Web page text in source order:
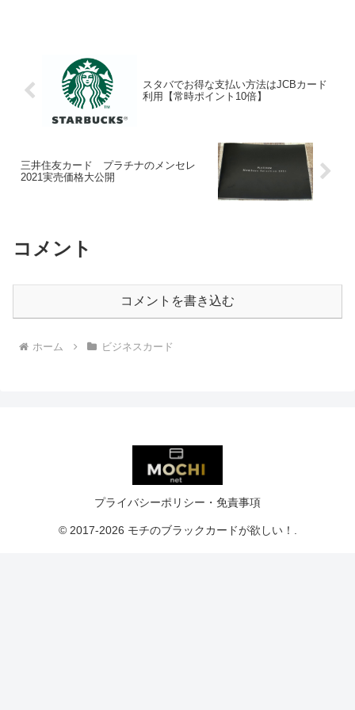
スタバでお得な支払い方法はJCBカード
利用【常時ポイント10倍】
三井住友カード プラチナのメンセレ
2021実売価格大公開
コメント
コメントを書き込む
ホーム ビジネスカード
プライバシーポリシー・免責事項
© 2017-2026 モチのブラックカードが欲しい！.